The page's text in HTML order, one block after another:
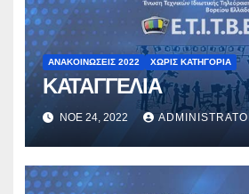
ΑΝΑΚΟΙΝΏΣΕΙΣ 2022 ΧΩΡΊΣ ΚΑΤΗΓΟΡΊΑ
ΚΑΤΑΓΓΕΛΙΑ
ΝΟΈ 24, 2022